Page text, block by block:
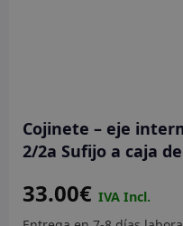
Cojinete – eje
2/2a Sufijo a caja
33.00€